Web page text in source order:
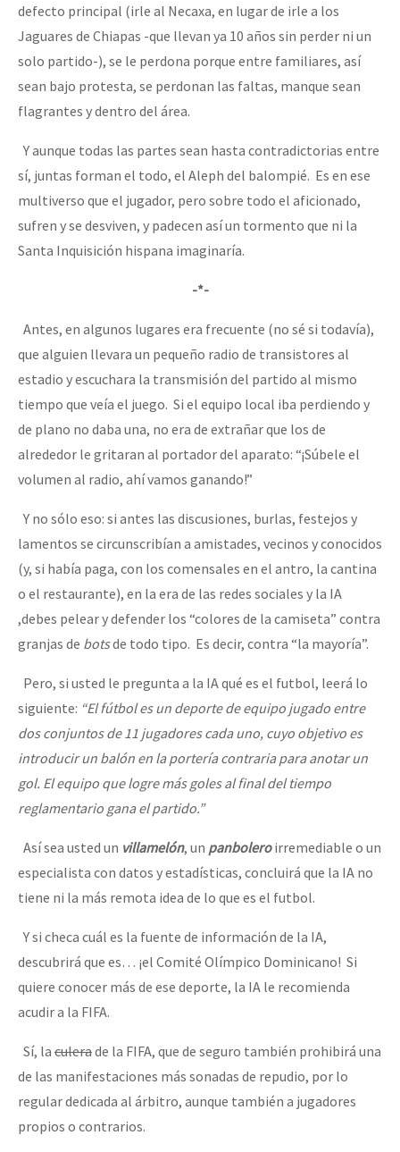
defecto principal (irle al Necaxa, en lugar de irle a los
Jaguares de Chiapas -que llevan ya 10 años sin perder ni un
solo partido-), se le perdona porque entre familiares, así
sean bajo protesta, se perdonan las faltas, manque sean
flagrantes y dentro del área.
Y aunque todas las partes sean hasta contradictorias entre
sí, juntas forman el todo, el Aleph del balompié. Es en ese
multiverso que el jugador, pero sobre todo el aficionado,
sufren y se desviven, y padecen así un tormento que ni la
Santa Inquisición hispana imaginaría.
-*-
Antes, en algunos lugares era frecuente (no sé si todavía),
que alguien llevara un pequeño radio de transistores al
estadio y escuchara la transmisión del partido al mismo
tiempo que veía el juego. Si el equipo local iba perdiendo y
de plano no daba una, no era de extrañar que los de
alrededor le gritaran al portador del aparato: “¡Súbele el
volumen al radio, ahí vamos ganando!”
Y no sólo eso: si antes las discusiones, burlas, festejos y
lamentos se circunscribían a amistades, vecinos y conocidos
(y, si había paga, con los comensales en el antro, la cantina
o el restaurante), en la era de las redes sociales y la IA
,debes pelear y defender los “colores de la camiseta” contra
granjas de botsde todo tipo. Es decir, contra “la mayoría”.
Pero, si usted le pregunta a la IA qué es el futbol, leerá lo
siguiente: “El fútbol es un deporte de equipo jugado entre
dos conjuntos de 11 jugadores cada uno, cuyo objetivo es
introducir un balón en la portería contraria para anotar un
gol. El equipo que logre más goles al final del tiempo
reglamentario gana el partido.”
Así sea usted un villamelón, un panboleroirremediable o un
especialista con datos y estadísticas, concluirá que la IA no
tiene ni la más remota idea de lo que es el futbol.
Y si checa cuál es la fuente de información de la IA,
descubrirá que es… ¡el Comité Olímpico Dominicano! Si
quiere conocer más de ese deporte, la IA le recomienda
acudir a la FIFA.
Sí, la culerade la FIFA, que de seguro también prohibirá una
de las manifestaciones más sonadas de repudio, por lo
regular dedicada al árbitro, aunque también a jugadores
propios o contrarios.